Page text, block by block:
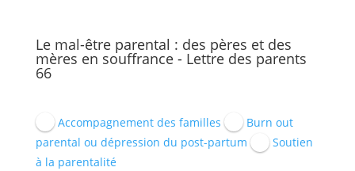
Le mal-être parental : des pères et des
mères en souffrance - Lettre des parents
66
Accompagnement des familles
Burn out
parental ou dépression du post-partum
Soutien
à la parentalité